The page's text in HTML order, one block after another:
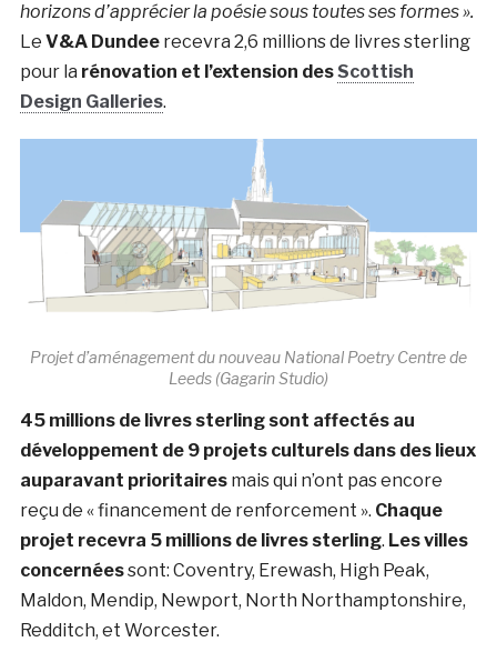
horizons d’apprécier la poésie sous toutes ses formes ».
Le V&A Dundeerecevra 2,6 millions de livres sterling
pour la rénovation et l’extension desScottish
Design Galleries.
Projet d’aménagement du nouveau National Poetry Centre de
Leeds (Gagarin Studio)
45 millions de livres sterling sont affectés au
développement de 9 projets culturels dans des lieux
auparavant prioritairesmais qui n’ont pas encore
reçu de « financement de renforcement ». Chaque
projet recevra 5 millions de livres sterling. Les villes
concernéessont: Coventry, Erewash, High Peak,
Maldon, Mendip, Newport, North Northamptonshire,
Redditch, et Worcester.